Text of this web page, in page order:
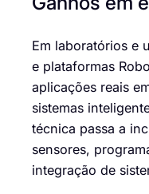
Em laboratórios e
e plataformas
aplicações reais
sistemas
técnica passa a
sensores,
integração de